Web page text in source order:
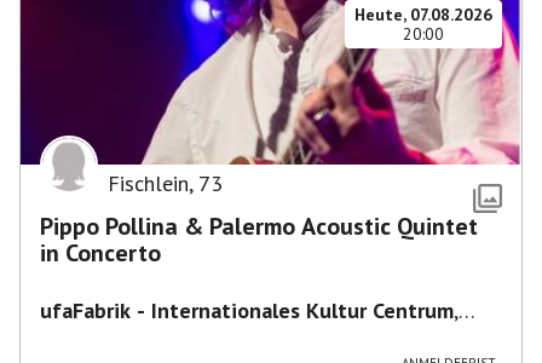
Heute, 07.08.2026
20:00
Fischlein, 73
Pippo Pollina & Palermo Acoustic Quintet
in Concerto
ufaFabrik - Internationales Kultur Centrum,